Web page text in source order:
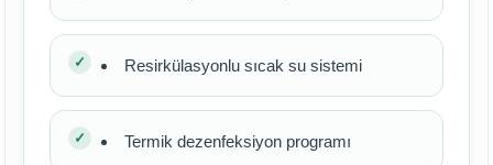
Resirkülasyonlu sıcak su sistemi
Termik dezenfeksiyon programı